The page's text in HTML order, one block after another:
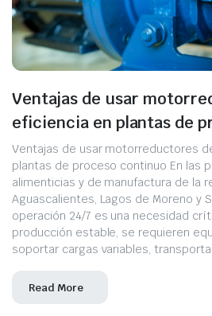
Ventajas de usar
eficiencia en plantas de
Ventajas de usar motorreductores
plantas de proceso continuo En las
alimenticias y de manufactura de la
Aguascalientes, Lagos de Moreno y
operación 24/7 es una necesidad
producción estable, se requieren
soportar cargas variables,
Read More